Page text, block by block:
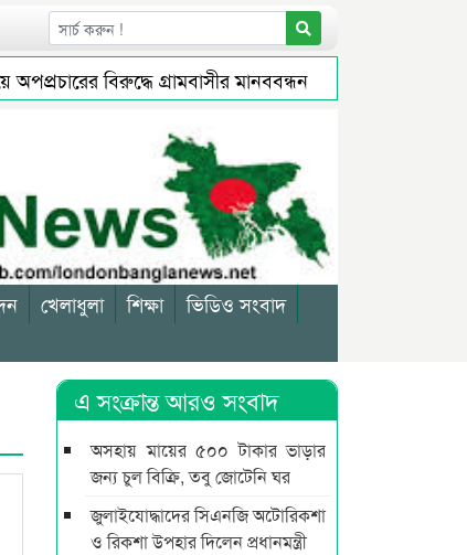
বিরুদ্ধে গ্রামবাসীর মানববন্ধন
থাকবে
খেলাধুলা শিক্ষা
ভিডিও সংবাদ
এ সংক্রান্ত আরও সংবাদ
অসহায় মায়ের ৫০০ টাকার ভাড়ার
জন্য চুল বিক্রি, তবু জোটেনি ঘর
জুলাইযোদ্ধাদের সিএনজি অটোরিকশা
ও রিকশা উপহার দিলেন প্রধানমন্ত্রী